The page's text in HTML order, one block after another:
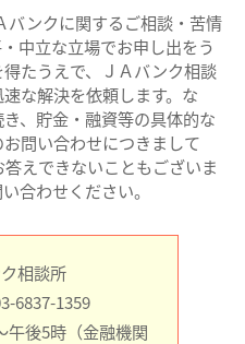
バンクに関するご相談・苦情
中立な立場でお申し出をう
たうえで、ＪＡバンク相談
な解決を依頼します。な
、貯金・融資等の具体的な
問い合わせにつきまして
えできないこともございま
合わせください。
相談所
6837-1359
午後5時（金融機関